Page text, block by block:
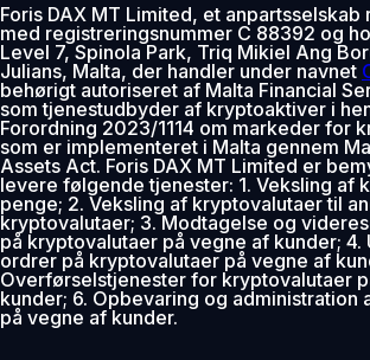
Foris DAX MT Limited, et
med registreringsnummer C 88392 og
Level 7, Spinola Park, Triq Mikiel Ang
Julians, Malta, der handler under navnet
behørigt autoriseret af Malta Financial
som tjenestudbyder af kryptoaktiver i
Forordning 2023/1114 om markeder for
som er implementeret i Malta gennem
Assets Act. Foris DAX MT Limited er
levere følgende tjenester: 1. Veksling af
penge; 2. Veksling af kryptovalutaer til
kryptovalutaer; 3. Modtagelse og
på kryptovalutaer på vegne af kunder; 4.
ordrer på kryptovalutaer på vegne af
Overførselstjenester for kryptovalutaer
kunder; 6. Opbevaring og administration
på vegne af kunder.